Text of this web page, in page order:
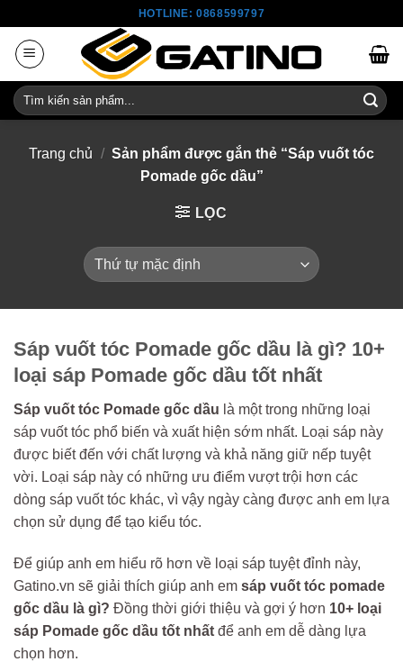
content
HOTLINE: 0868599797
Tìm
kiếm:
Trang chủ / Sản phẩm được gắn thẻ “Sáp vuốt tóc
Pomade gốc dầu”
LỌC
Sáp vuốt tóc Pomade gốc dầu là gì? 10+
loại sáp Pomade gốc dầu tốt nhất
Sáp vuốt tóc Pomade gốc dầu là một trong những loại
sáp vuốt tóc phổ biến và xuất hiện sớm nhất. Loại sáp này
được biết đến với chất lượng và khả năng giữ nếp tuyệt
vời. Loại sáp này có những ưu điểm vượt trội hơn các
dòng sáp vuốt tóc khác, vì vậy ngày càng được anh em lựa
chọn sử dụng để tạo kiểu tóc.
Để giúp anh em hiểu rõ hơn về loại sáp tuyệt đỉnh này,
Gatino.vn sẽ giải thích giúp anh em sáp vuốt tóc pomade
gốc dầu là gì? Đồng thời giới thiệu và gợi ý hơn 10+ loại
sáp Pomade gốc dầu tốt nhất để anh em dễ dàng lựa
chọn hơn.